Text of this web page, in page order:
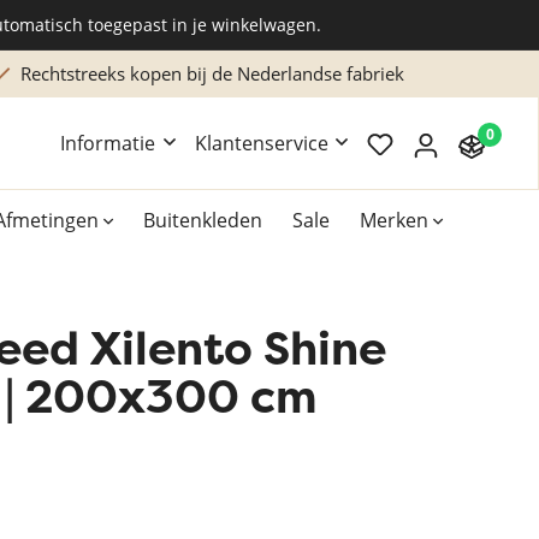
toegepast in je winkelwagen.
Rechtstreeks kopen bij de Nederlandse fabriek
Informatie Klantenservice 0
Buitenkleden Sale Merken
Overig
Accessoires
Xilento vloerkleden
Xilento Shine
200x300 cm